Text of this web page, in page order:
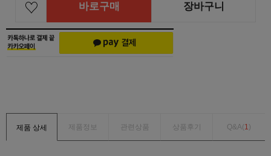
바로구매 장바구니
제품 상세 제품정보 관련상품 상품후기 Q&A(1)